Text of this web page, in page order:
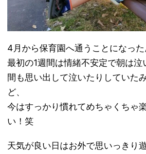
4月から保育園へ通うことになった
最初の1週間は情緒不安定で朝は泣
間も思い出して泣いたりしていた
ど、
今はすっかり慣れてめちゃくちゃ
い！笑
天気が良い日はお外で思いっきり